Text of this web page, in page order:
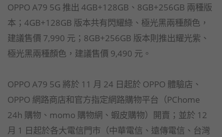
OPPO A79 5G 推出 4GB+128GB、8GB+256GB 兩種版
本；4GB+128GB 版本共有閃耀綠、極光黑兩種顏色，
建議售價 7,990 元；8GB+256GB 版本則推出耀光紫、
極光黑兩種顏色，建議售價 9,490 元。
OPPO A79 5G 將於 11 月 24 日起於 OPPO 體驗店、
OPPO 網路商店和官方指定網路購物平台（PChome
24h 購物、momo 購物網、蝦皮購物）開賣；並於 12
月 1 日起於各大電信門市（中華電信、遠傳電信、台灣